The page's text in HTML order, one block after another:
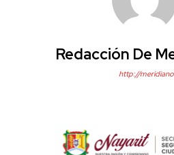
Redacción De
http://